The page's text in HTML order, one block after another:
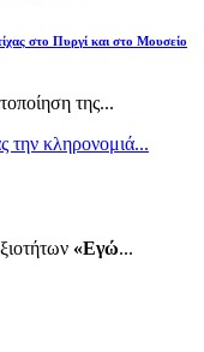
στο Πυργί και στο Μουσείο
της...
την κληρονομιά...
«Εγώ...